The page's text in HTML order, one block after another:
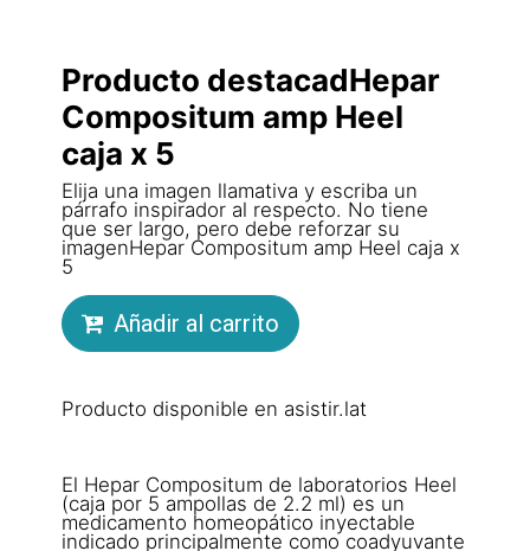
Producto destacadHepar
Compositum amp Heel
caja x 5
Elija una imagen llamativa y escriba un
párrafo inspirador al respecto. No tiene
que ser largo, pero debe reforzar su
imagenHepar Compositum amp Heel caja x
5
Añadir al carrito
Producto disponible en asistir.lat
El Hepar Compositum de laboratorios Heel
(caja por 5 ampollas de 2.2 ml) es un
medicamento homeopático inyectable
indicado principalmente como coadyuvante